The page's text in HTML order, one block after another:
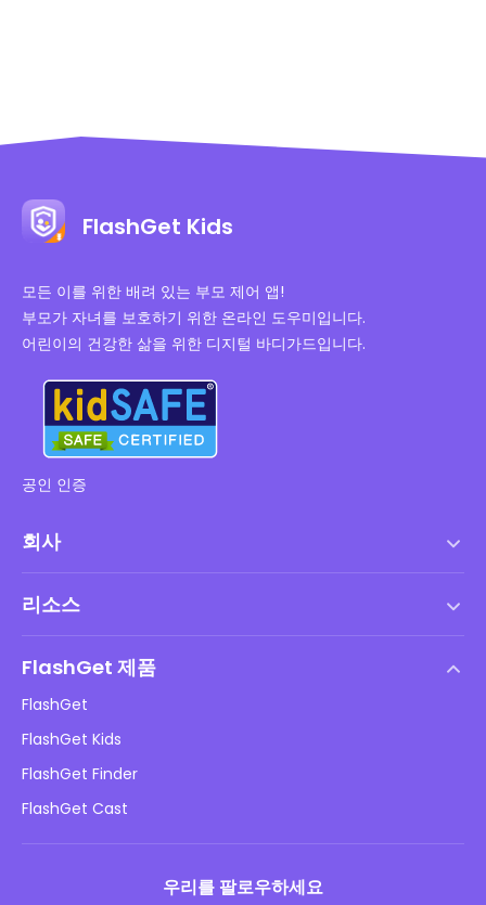
FlashGet Kids
모든 이를 위한 배려 있는 부모 제어 앱!
부모가 자녀를 보호하기 위한 온라인 도우미입니다.
어린이의 건강한 삶을 위한 디지털 바디가드입니다.
공인 인증
회사
DMCA 정책
개인정보 처리방침
광고 정책
내 정보를 판매하지 마십시오
리소스
아동 온라인 안전
다운로드
FlashGet 제품
FlashGet
FlashGet Kids
FlashGet Finder
FlashGet Cast
우리를 팔로우하세요